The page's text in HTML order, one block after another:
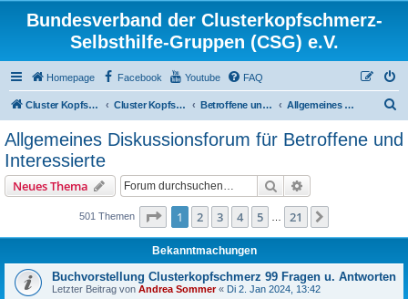
Bundesverband der Clusterkopfschmerz-
Selbsthilfe-Gruppen (CSG) e.V.
Homepage Facebook Youtube FAQ
Cluster Kopfschmerz Homepage Cluster Kopfschmerz Forum Betroffene und Interessierte Allgemeines Diskussionsforum für Betroffene und Interessierte
c
Allgemeines Diskussionsforum für Betroffene und
Interessierte
Neues Thema Suche
501 Themen Seite 1von 21
1 2 3 4 5 21
Bekanntmachungen
Buchvorstellung Clusterkopfschmerz 99 Fragen u. Antworten
Letzter Beitrag von Andrea Sommer« Di 2. Jan 2024, 13:42